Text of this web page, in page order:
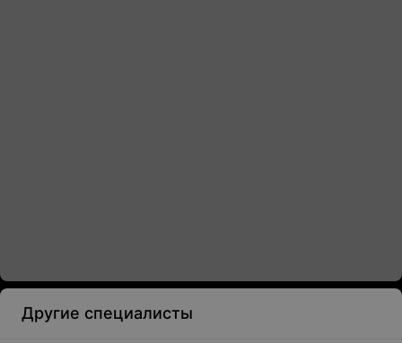
Другие специалисты